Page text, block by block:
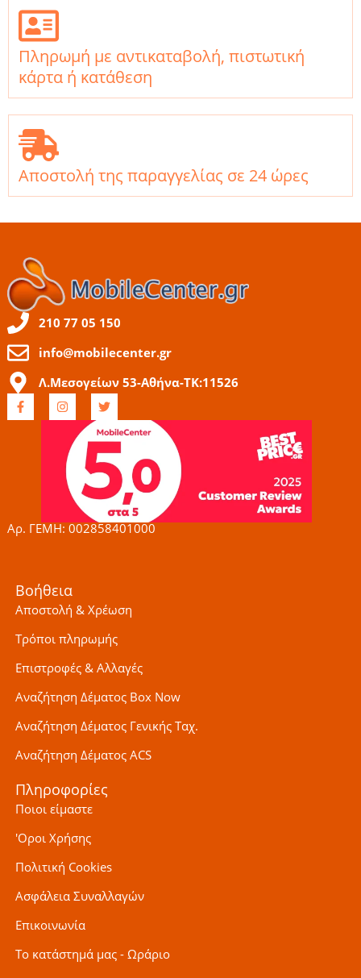
Πληρωμή με αντικαταβολή, πιστωτική
κάρτα ή κατάθεση
Αποστολή της παραγγελίας σε 24 ώρες
210 77 05 150
info@mobilecenter.gr
Λ.Μεσογείων 53-Αθήνα-ΤΚ:11526
F
a
c
I
n
s
g
r
a
m
T
w
t
t
e
r
Αρ. ΓΕΜΗ: 002858401000
Βοήθεια
Αποστολή & Χρέωση
Τρόποι πληρωμής
Επιστροφές & Αλλαγές
Αναζήτηση Δέματος Box Now
Αναζήτηση Δέματος Γενικής Ταχ.
Αναζήτηση Δέματος ACS
Πληροφορίες
Ποιοι είμαστε
'Οροι Χρήσης
Πολιτική Cookies
Ασφάλεια Συναλλαγών
Επικοινωνία
Το κατάστημά μας - Ωράριο